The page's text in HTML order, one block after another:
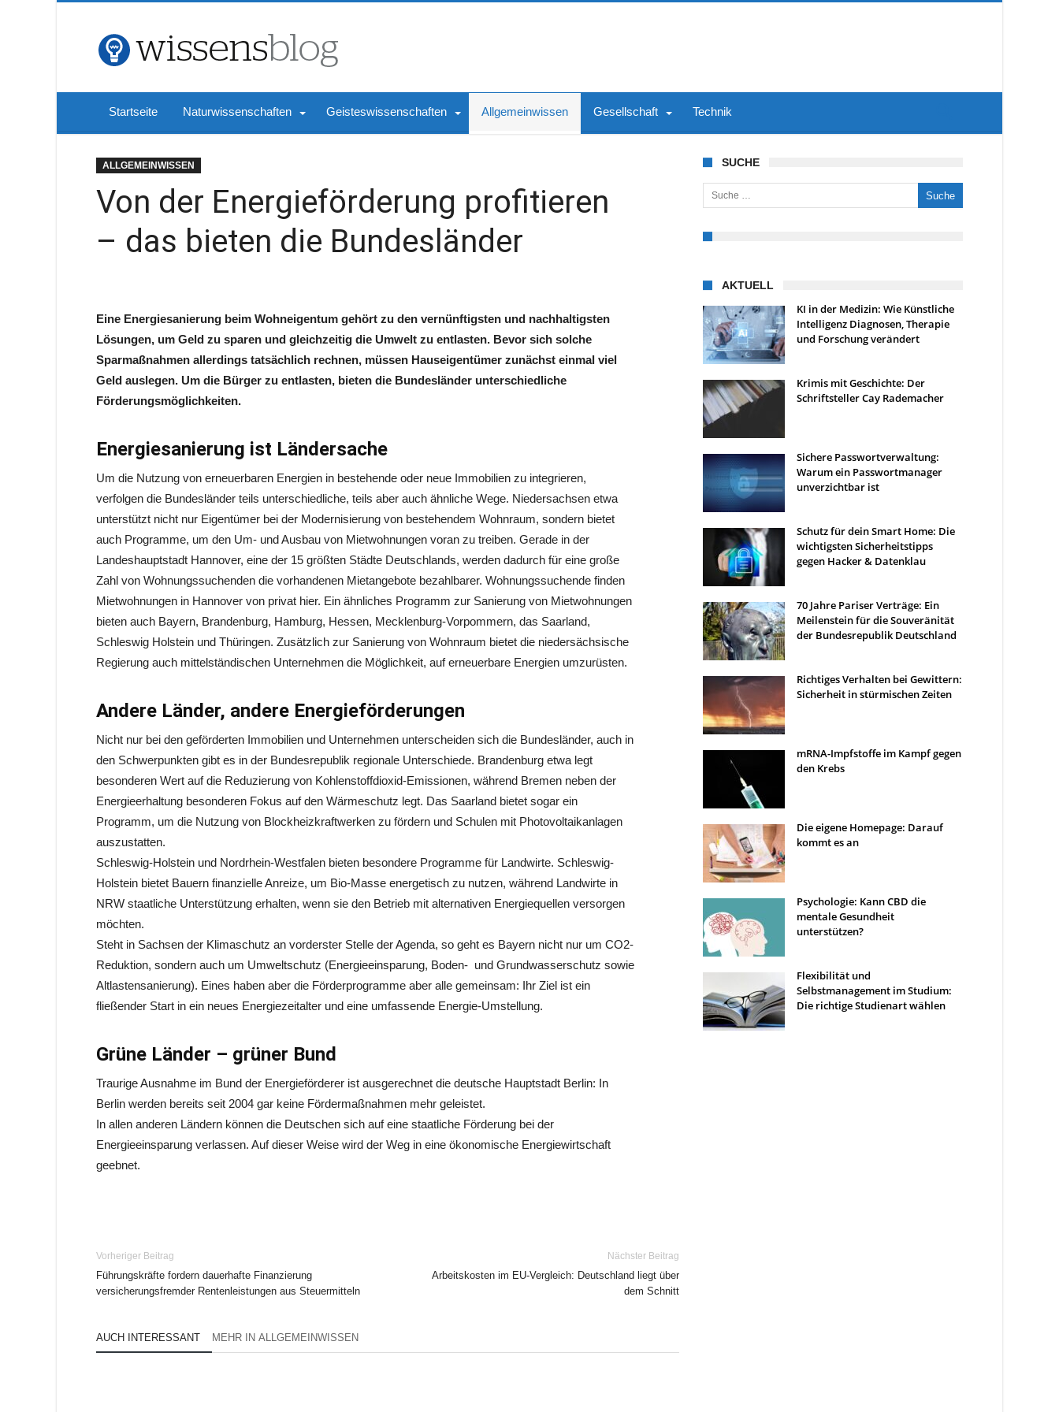
Startseite Naturwissenschaften Geisteswissenschaften Allgemeinwissen Gesellschaft Technik
ALLGEMEINWISSEN
Von der Energieförderung profitieren
– das bieten die Bundesländer
Eine Energiesanierung beim Wohneigentum gehört zu den vernünftigsten und nachhaltigsten
Lösungen, um Geld zu sparen und gleichzeitig die Umwelt zu entlasten. Bevor sich solche
Sparmaßnahmen allerdings tatsächlich rechnen, müssen Hauseigentümer zunächst einmal viel
Geld auslegen. Um die Bürger zu entlasten, bieten die Bundesländer unterschiedliche
Förderungsmöglichkeiten.
Energiesanierung ist Ländersache
Um die Nutzung von erneuerbaren Energien in bestehende oder neue Immobilien zu integrieren,
verfolgen die Bundesländer teils unterschiedliche, teils aber auch ähnliche Wege. Niedersachsen etwa
unterstützt nicht nur Eigentümer bei der Modernisierung von bestehendem Wohnraum, sondern bietet
auch Programme, um den Um- und Ausbau von Mietwohnungen voran zu treiben. Gerade in der
Landeshauptstadt Hannover, eine der 15 größten Städte Deutschlands, werden dadurch für eine große
Zahl von Wohnungssuchenden die vorhandenen Mietangebote bezahlbarer. Wohnungssuchende finden
Mietwohnungen in Hannover von privat hier. Ein ähnliches Programm zur Sanierung von Mietwohnungen
bieten auch Bayern, Brandenburg, Hamburg, Hessen, Mecklenburg-Vorpommern, das Saarland,
Schleswig Holstein und Thüringen. Zusätzlich zur Sanierung von Wohnraum bietet die niedersächsische
Regierung auch mittelständischen Unternehmen die Möglichkeit, auf erneuerbare Energien umzurüsten.
Andere Länder, andere Energieförderungen
Nicht nur bei den geförderten Immobilien und Unternehmen unterscheiden sich die Bundesländer, auch in
den Schwerpunkten gibt es in der Bundesrepublik regionale Unterschiede. Brandenburg etwa legt
besonderen Wert auf die Reduzierung von Kohlenstoffdioxid-Emissionen, während Bremen neben der
Energieerhaltung besonderen Fokus auf den Wärmeschutz legt. Das Saarland bietet sogar ein
Programm, um die Nutzung von Blockheizkraftwerken zu fördern und Schulen mit Photovoltaikanlagen
auszustatten.
Schleswig-Holstein und Nordrhein-Westfalen bieten besondere Programme für Landwirte. Schleswig-
Holstein bietet Bauern finanzielle Anreize, um Bio-Masse energetisch zu nutzen, während Landwirte in
NRW staatliche Unterstützung erhalten, wenn sie den Betrieb mit alternativen Energiequellen versorgen
möchten.
Steht in Sachsen der Klimaschutz an vorderster Stelle der Agenda, so geht es Bayern nicht nur um CO2-
Reduktion, sondern auch um Umweltschutz (Energieeinsparung, Boden- und Grundwasserschutz sowie
Altlastensanierung). Eines haben aber die Förderprogramme aber alle gemeinsam: Ihr Ziel ist ein
fließender Start in ein neues Energiezeitalter und eine umfassende Energie-Umstellung.
Grüne Länder – grüner Bund
Traurige Ausnahme im Bund der Energieförderer ist ausgerechnet die deutsche Hauptstadt Berlin: In
Berlin werden bereits seit 2004 gar keine Fördermaßnahmen mehr geleistet.
In allen anderen Ländern können die Deutschen sich auf eine staatliche Förderung bei der
Energieeinsparung verlassen. Auf dieser Weise wird der Weg in eine ökonomische Energiewirtschaft
geebnet.
Vorheriger Beitrag
Führungskräfte fordern dauerhafte Finanzierung
versicherungsfremder Rentenleistungen aus Steuermitteln
Nächster Beitrag
Arbeitskosten im EU-Vergleich: Deutschland liegt über
dem Schnitt
AUCH INTERESSANT MEHR IN ALLGEMEINWISSEN
SUCHE
Suche nach:
AKTUELL
KI in der Medizin: Wie Künstliche
Intelligenz Diagnosen, Therapie
und Forschung verändert
Krimis mit Geschichte: Der
Schriftsteller Cay Rademacher
Sichere Passwortverwaltung:
Warum ein Passwortmanager
unverzichtbar ist
Schutz für dein Smart Home: Die
wichtigsten Sicherheitstipps
gegen Hacker & Datenklau
70 Jahre Pariser Verträge: Ein
Meilenstein für die Souveränität
der Bundesrepublik Deutschland
Richtiges Verhalten bei Gewittern:
Sicherheit in stürmischen Zeiten
mRNA-Impfstoffe im Kampf gegen
den Krebs
Die eigene Homepage: Darauf
kommt es an
Psychologie: Kann CBD die
mentale Gesundheit
unterstützen?
Flexibilität und
Selbstmanagement im Studium:
Die richtige Studienart wählen